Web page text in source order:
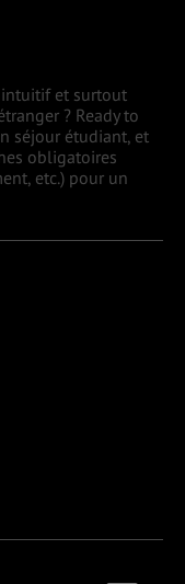
intuitif et surtout
? Ready to
séjour étudiant, et
obligatoires
etc.) pour un